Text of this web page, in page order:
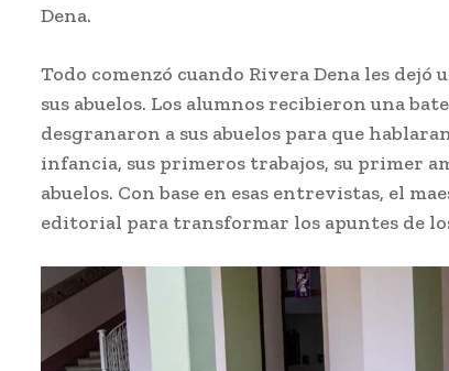
Dena.
Todo comenzó cuando Rivera Dena les
sus abuelos. Los alumnos recibieron una
desgranaron a sus abuelos para que
infancia, sus primeros trabajos, su primer
abuelos. Con base en esas entrevistas, el
editorial para transformar los apuntes de